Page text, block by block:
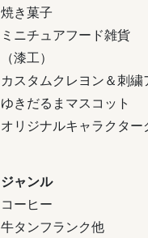
焼き菓子
ミニチュアフード雑貨
（漆工）
カスタムクレヨン＆刺繍
ゆきだるまマスコット
オリジナルキャラクター
ジャンル
コーヒー
牛タンフランク他